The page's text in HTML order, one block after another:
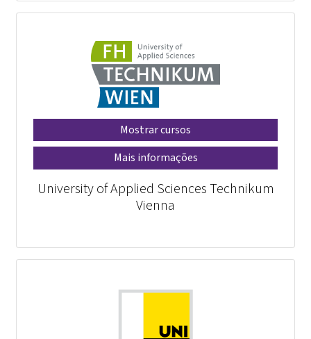
Mostrar cursos
Mais informações
University of Applied Sciences Technikum
Vienna